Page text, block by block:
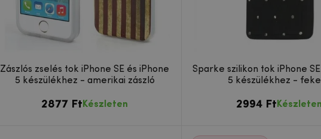
Zászlós zselés tok iPhone SE és iPhone
5 készülékhez - amerikai zászló
2877 Ft Készleten
Sparke szilikon tok iPhone
5 készülékhez -
2994 Ft Készleten